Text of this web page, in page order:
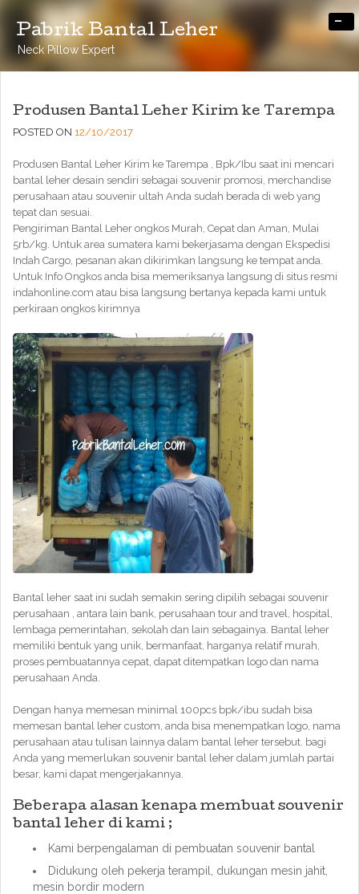
Pabrik Bantal Leher
Neck Pillow Expert
-
Produsen Bantal Leher Kirim ke Tarempa
POSTED ON 12/10/2017
Produsen Bantal Leher Kirim ke Tarempa , Bpk/Ibu saat ini mencari
bantal leher desain sendiri sebagai souvenir promosi, merchandise
perusahaan atau souvenir ultah Anda sudah berada di web yang
tepat dan sesuai.
Pengiriman Bantal Leher ongkos Murah, Cepat dan Aman, Mulai
5rb/kg. Untuk area sumatera kami bekerjasama dengan Ekspedisi
Indah Cargo, pesanan akan dikirimkan langsung ke tempat anda.
Untuk Info Ongkos anda bisa memeriksanya langsung di situs resmi
indahonline.com atau bisa langsung bertanya kepada kami untuk
perkiraan ongkos kirimnya
Bantal leher saat ini sudah semakin sering dipilih sebagai souvenir
perusahaan , antara lain bank, perusahaan tour and travel, hospital,
lembaga pemerintahan, sekolah dan lain sebagainya. Bantal leher
memiliki bentuk yang unik, bermanfaat, harganya relatif murah,
proses pembuatannya cepat, dapat ditempatkan logo dan nama
perusahaan Anda.
Dengan hanya memesan minimal 100pcs bpk/ibu sudah bisa
memesan bantal leher custom, anda bisa menempatkan logo, nama
perusahaan atau tulisan lainnya dalam bantal leher tersebut. bagi
Anda yang memerlukan souvenir bantal leher dalam jumlah partai
besar, kami dapat mengerjakannya.
Beberapa alasan kenapa membuat souvenir
bantal leher di kami ;
Kami berpengalaman di pembuatan souvenir bantal
Didukung oleh pekerja terampil, dukungan mesin jahit,
mesin bordir modern